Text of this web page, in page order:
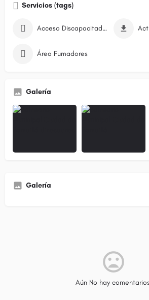
Servicios (tags)
Acceso Discapacitados
Área Fumadores
Galería
Galería
Aún No hay